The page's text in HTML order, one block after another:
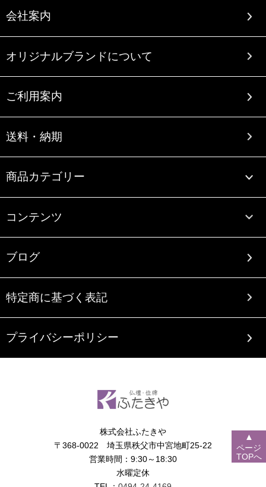
会社案内
オリジナルブランドについて
ご利用案内
送料・納期
商品カテゴリー
コンテンツ
ブログ
特定商に基づく表記
プライバシーポリシー
株式会社ふたきや
〒368-0022 埼玉県秩父市中宮地町25-22
営業時間：9:30～18:30
水曜定休
▲
ページ
TOPへ